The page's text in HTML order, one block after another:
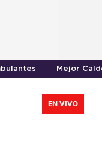
Mejor
EN VIVO